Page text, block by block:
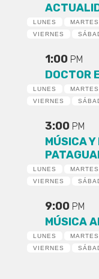
LUNES MARTES
VIERNES
1:00 PM
DOCTOR
LUNES MARTES
VIERNES
3:00 PM
MÚSICA
LUNES MARTES
VIERNES
9:00 PM
MÚSICA
LUNES MARTES
VIERNES